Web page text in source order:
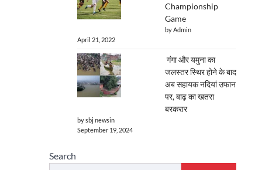
Championship
Game
by Admin
April 21, 2022
गंगा और यमुना का
जलस्तर स्थिर होने के बाद
अब सहायक नदियां उफान
पर, बाढ़ का खतरा
बरकरार
by sbj newsin
September 19, 2024
Search